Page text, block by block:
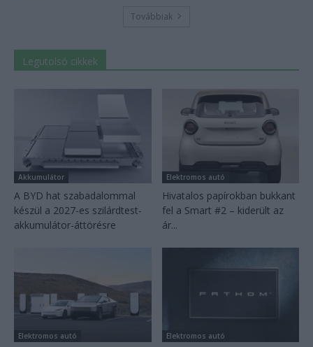
Továbbiak
Legutolsó cikkek
Akkumulátor
A BYD hat szabadalommal
készül a 2027-es szilárdtest-
akkumulátor-áttörésre
Elektromos autó
Hivatalos papírokban bukkant
fel a Smart #2 – kiderült az
ár...
Elektromos autó Elektromos autó